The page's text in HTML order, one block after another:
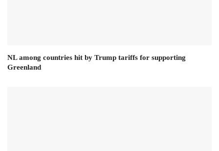
NL among countries hit by Trump tariffs for supporting
Greenland